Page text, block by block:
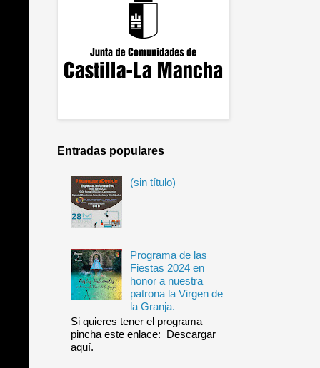
Entradas populares
(sin título)
Programa de las
Fiestas 2024 en
honor a nuestra
patrona la Virgen de
la Granja.
Si quieres tener el programa
pincha este enlace: Descargar
aquí.